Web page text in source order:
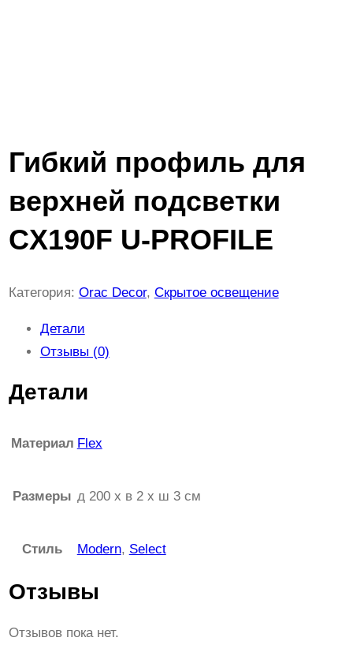
Гибкий профиль для
верхней подсветки
CX190F U-PROFILE
Категория: Orac Decor, Скрытое освещение
Детали
Отзывы (0)
Детали
Материал Flex
Размеры д 200 x в 2 x ш 3 см
Стиль Modern, Select
Отзывы
Отзывов пока нет.